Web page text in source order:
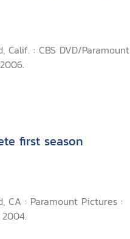
Calif. : CBS DVD/Paramount
first season
CA : Paramount Pictures :
2004.